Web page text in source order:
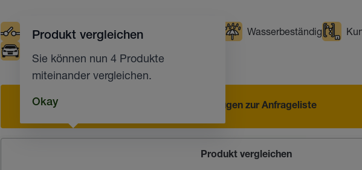
Elektrische Kontakte Tiefe Temperaturen Wasserbeständig
Hinzufügen zur Anfrageliste
Produkt vergleichen
Produkt vergleichen
Sie können nun 4 Produkte
miteinander vergleichen.
Okay